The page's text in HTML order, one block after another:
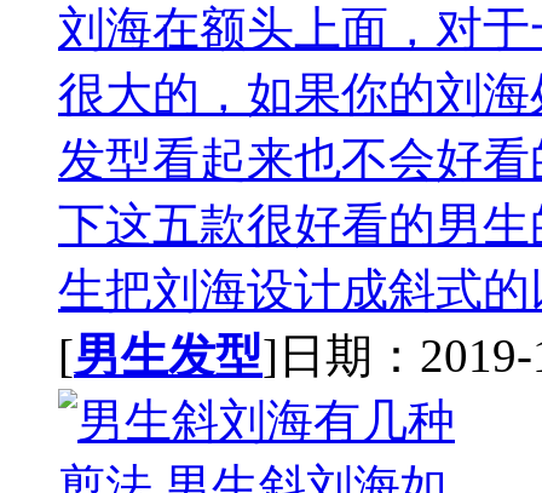
刘海在额头上面，对
很大的，如果你的刘
发型看起来也不会好
下这五款很好看的男
生把刘海设计成斜式的
[男生发型]日期：2019-